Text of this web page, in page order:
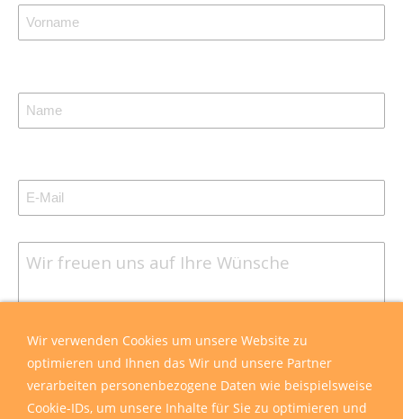
Wir verwenden Cookies um unsere Website zu
optimieren und Ihnen das Wir und unsere Partner
verarbeiten personenbezogene Daten wie beispielsweise
Cookie-IDs, um unsere Inhalte für Sie zu optimieren und